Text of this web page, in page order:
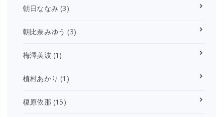
朝日ななみ (3)
朝比奈みゆう (3)
梅澤美波 (1)
植村あかり (1)
榎原依那 (15)